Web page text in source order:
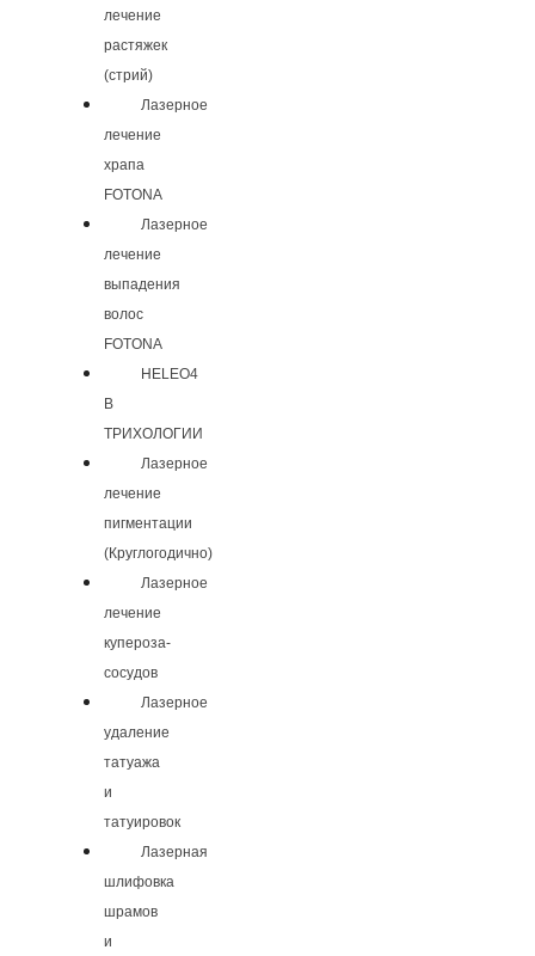
лечение
растяжек
(стрий)
Лазерное
лечение
храпа
FOTONA
Лазерное
лечение
выпадения
волос
FOTONA
HELEO4
В
ТРИХОЛОГИИ
Лазерное
лечение
пигментации
(Круглогодично)
Лазерное
лечение
купероза-
сосудов
Лазерное
удаление
татуажа
и
татуировок
Лазерная
шлифовка
шрамов
и